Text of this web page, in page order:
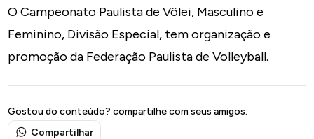
O Campeonato Paulista de Vôlei, Masculino e
Feminino, Divisão Especial, tem organização e
promoção da Federação Paulista de Volleyball.
Gostou do conteúdo? compartilhe com seus amigos.
Compartilhar